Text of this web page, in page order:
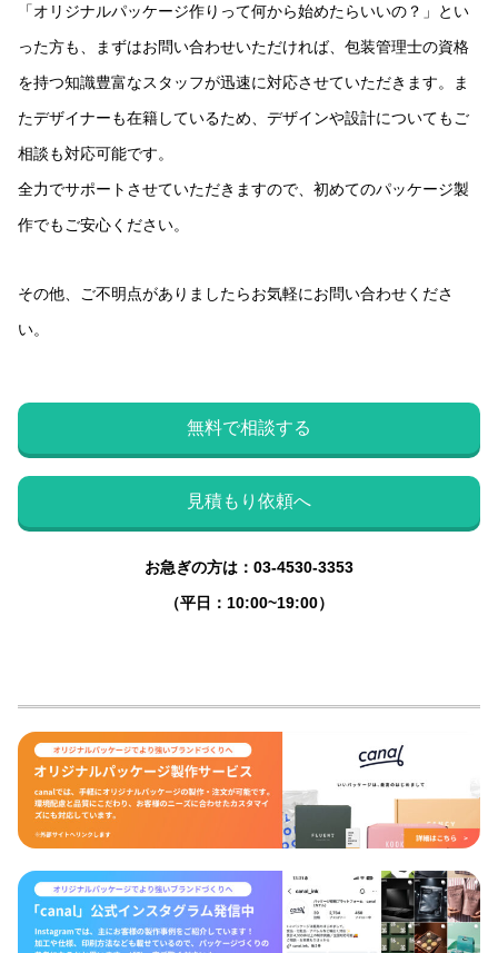
「オリジナルパッケージ作りって何から始めたらいいの？」とい
った方も、まずはお問い合わせいただければ、包装管理士の資格
を持つ知識豊富なスタッフが迅速に対応させていただきます。ま
たデザイナーも在籍しているため、デザインや設計についてもご
相談も対応可能です。
全力でサポートさせていただきますので、初めてのパッケージ製
作でもご安心ください。
その他、ご不明点がありましたらお気軽にお問い合わせくださ
い。
無料で相談する
見積もり依頼へ
お急ぎの方は：03-4530-3353
（平日：10:00~19:00）